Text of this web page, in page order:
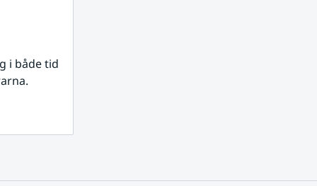
i både tid